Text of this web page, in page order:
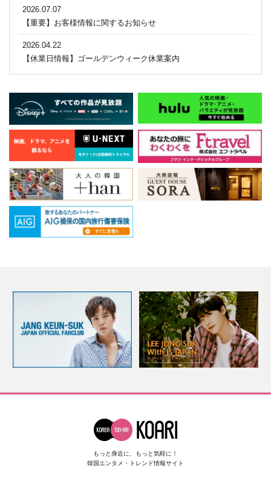
2026.07.07
【重要】お客様情報に関するお知らせ
2026.04.22
【休業日情報】ゴールデンウィーク休業案内
もっと身近に、もっと気軽に！
韓国エンタメ・トレンド情報サイト